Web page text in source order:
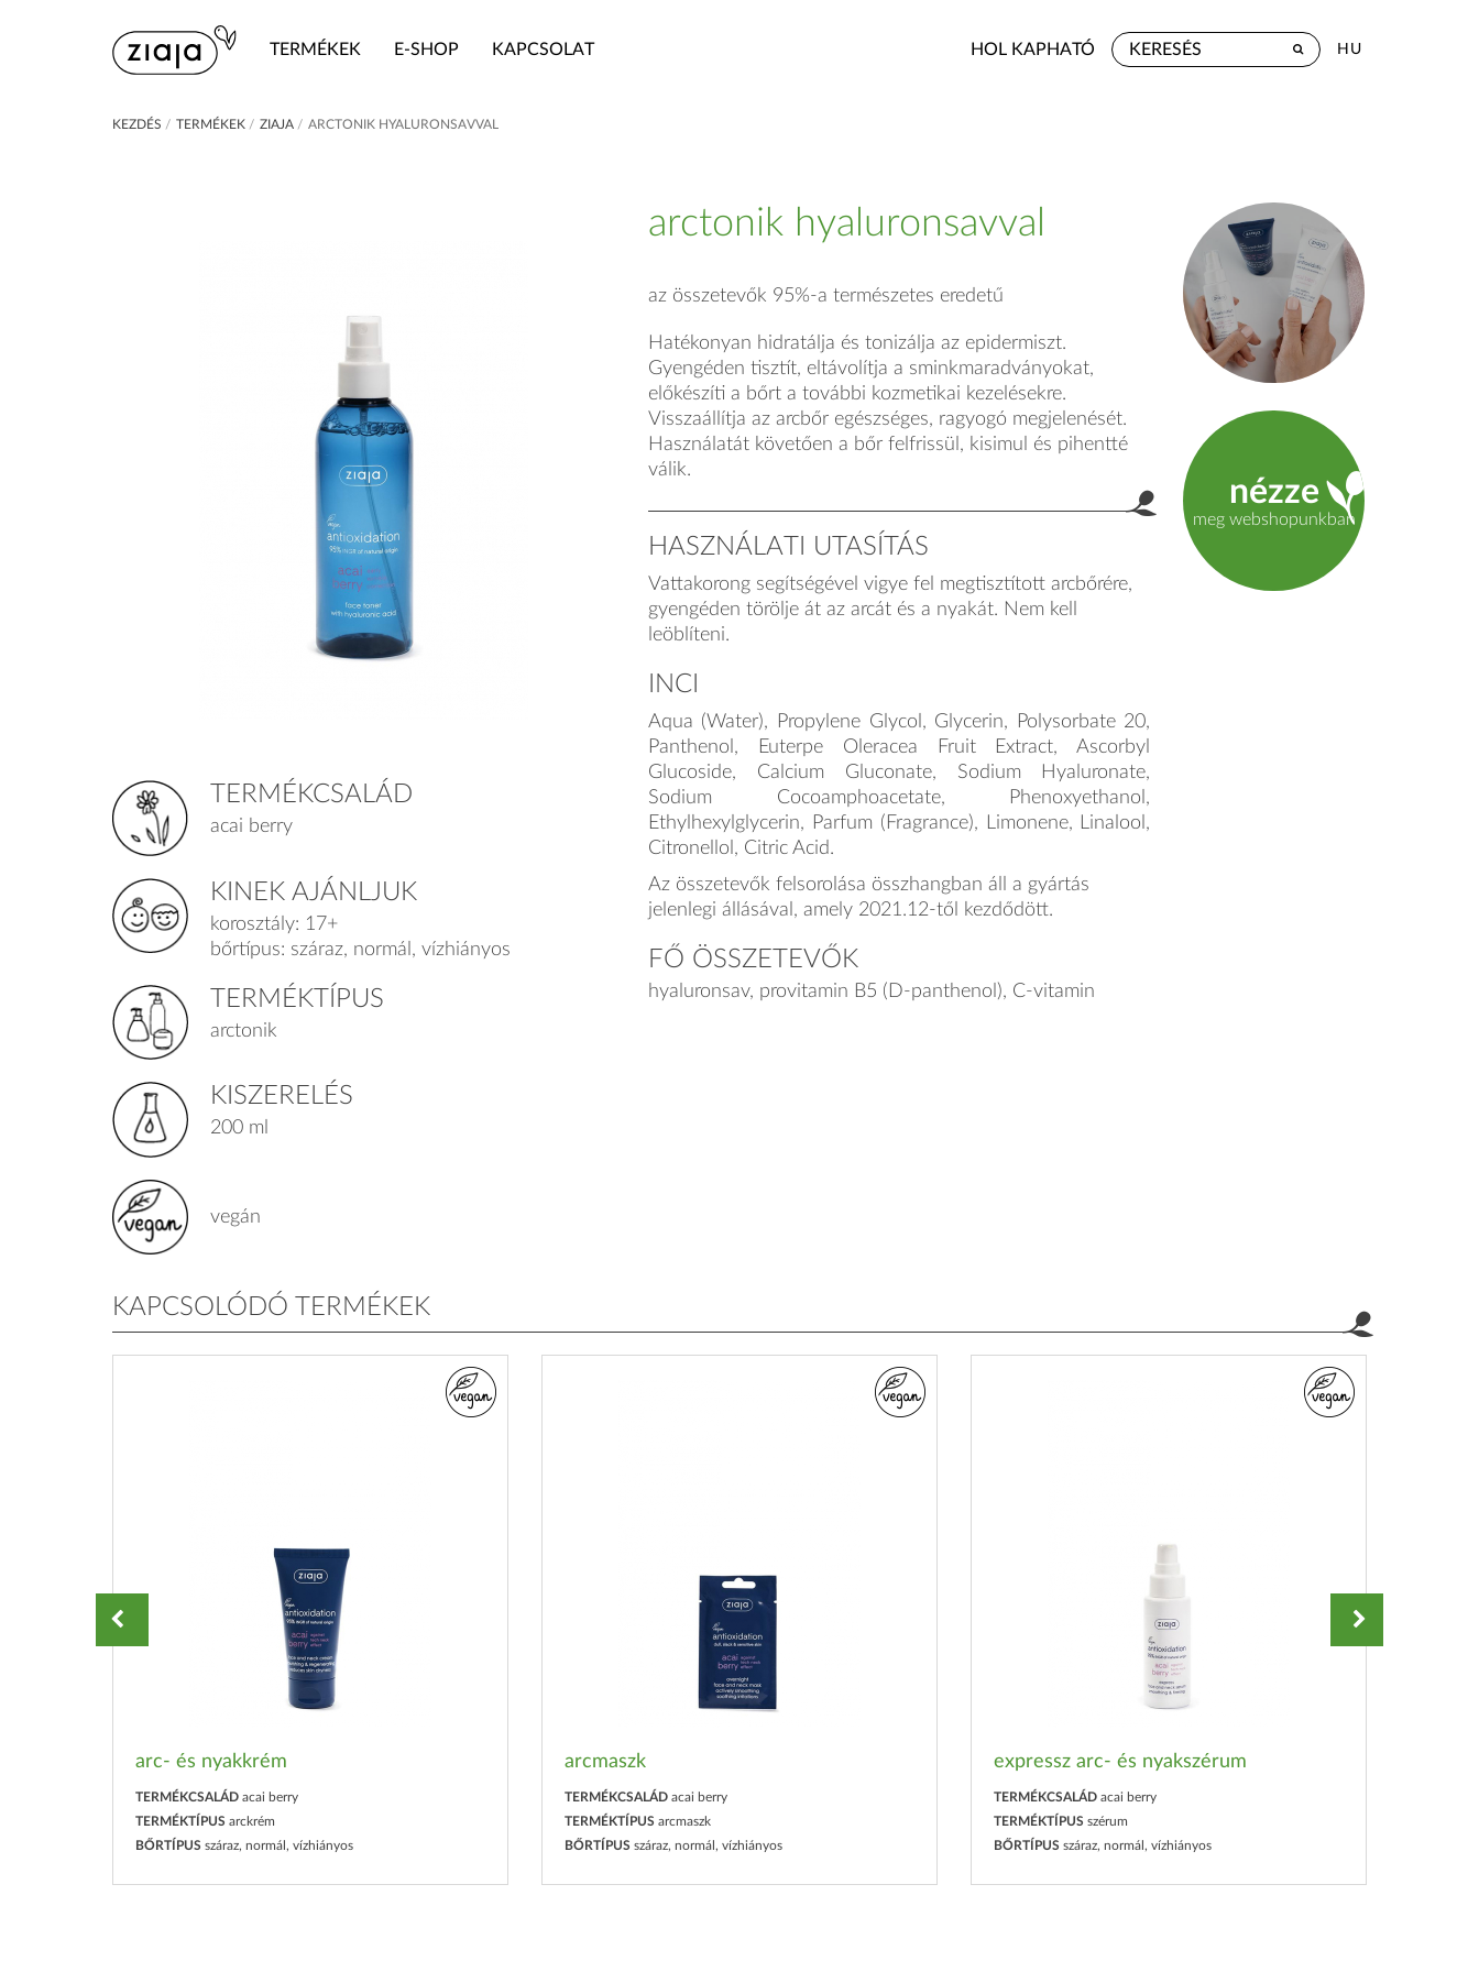
TERMÉKEK E-SHOP KAPCSOLAT HOL KAPHATÓ HU
KEZDÉS / TERMÉKEK / ZIAJA / ARCTONIK HYALURONSAVVAL
TERMÉKCSALÁD
acai berry
KINEK AJÁNLJUK
korosztály: 17+
bőrtípus: száraz, normál, vízhiányos
TERMÉKTÍPUS
arctonik
KISZERELÉS
200 ml
vegán
arctonik hyaluronsavval
az összetevők 95%-a természetes eredetű
Hatékonyan hidratálja és tonizálja az epidermiszt.
Gyengéden tisztít, eltávolítja a sminkmaradványokat,
előkészíti a bőrt a további kozmetikai kezelésekre.
Visszaállítja az arcbőr egészséges, ragyogó megjelenését.
Használatát követően a bőr felfrissül, kisimul és pihentté
válik.
HASZNÁLATI UTASÍTÁS
Vattakorong segítségével vigye fel megtisztított arcbőrére,
gyengéden törölje át az arcát és a nyakát. Nem kell
leöblíteni.
INCI
Aqua (Water), Propylene Glycol, Glycerin, Polysorbate 20,
Panthenol, Euterpe Oleracea Fruit Extract, Ascorbyl
Glucoside, Calcium Gluconate, Sodium Hyaluronate,
Sodium Cocoamphoacetate, Phenoxyethanol,
Ethylhexylglycerin, Parfum (Fragrance), Limonene, Linalool,
Citronellol, Citric Acid.
Az összetevők felsorolása összhangban áll a gyártás
jelenlegi állásával, amely 2021.12-től kezdődött.
FŐ ÖSSZETEVŐK
hyaluronsav, provitamin B5 (D-panthenol), C-vitamin
product.label.guide
nézze
meg webshopunkban
KAPCSOLÓDÓ TERMÉKEK
arc- és nyakkrém
TERMÉKCSALÁD acai berry
TERMÉKTÍPUS arckrém
BŐRTÍPUS száraz, normál, vízhiányos
arcmaszk
TERMÉKCSALÁD acai berry
TERMÉKTÍPUS arcmaszk
BŐRTÍPUS száraz, normál, vízhiányos
expressz arc- és nyakszérum
TERMÉKCSALÁD acai berry
TERMÉKTÍPUS szérum
BŐRTÍPUS száraz, normál, vízhiányos